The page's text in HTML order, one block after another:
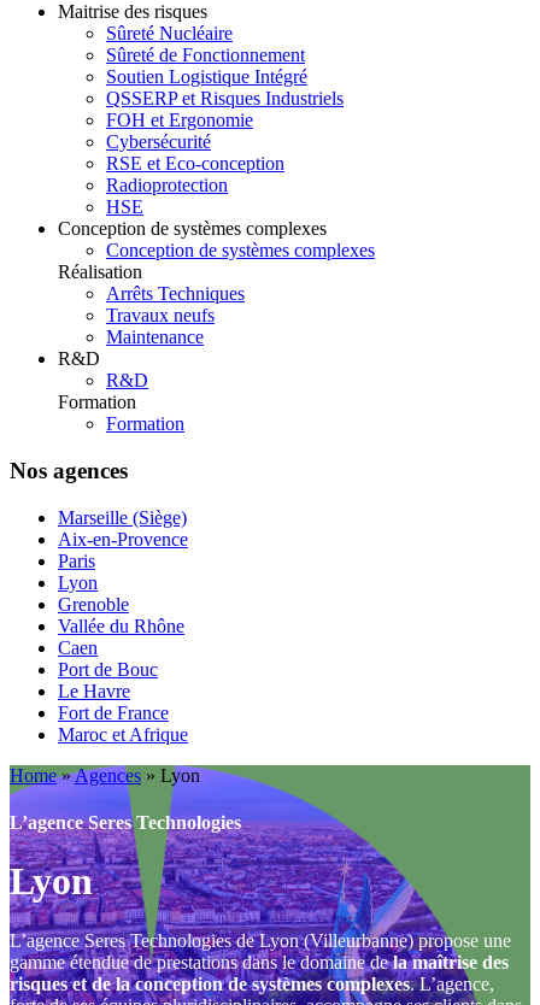
Maitrise des risques
Sûreté Nucléaire
Sûreté de Fonctionnement
Soutien Logistique Intégré
QSSERP et Risques Industriels
FOH et Ergonomie
Cybersécurité
RSE et Eco-conception
Radioprotection
HSE
Conception de systèmes complexes
Conception de systèmes complexes
Réalisation
Arrêts Techniques
Travaux neufs
Maintenance
R&D
R&D
Formation
Formation
Nos agences
Marseille (Siège)
Aix-en-Provence
Paris
Lyon
Grenoble
Vallée du Rhône
Caen
Port de Bouc
Le Havre
Fort de France
Maroc et Afrique
Home»Agences » Lyon
L’agence Seres Technologies
Lyon
L’agence Seres Technologies de Lyon (Villeurbanne) propose une
gamme étendue de prestations dans le domaine dela maîtrise des
risques et de la conception de systèmes complexes. L’agence,